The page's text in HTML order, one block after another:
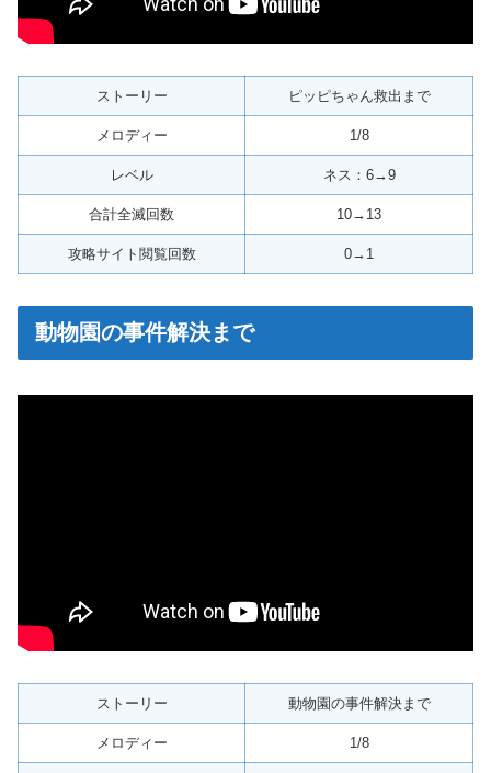
ストーリー ピッピちゃん救出まで
メロディー 1/8
レベル ネス：6→9
合計全滅回数 10→13
攻略サイト閲覧回数 0→1
動物園の事件解決まで
ストーリー 動物園の事件解決まで
メロディー 1/8